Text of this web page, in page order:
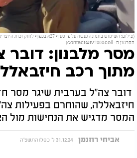
(צילום: השימוש בתמונה נעשה על פי סעיף
הסרטון מ-contact@tv2000.co.il
)
מסר מלבנון:
מתוך רכב
דובר צה"ל בערבית שיגר מסר
חיזבאללה, שהוחרם בפעילות
המסר מדגיש את הנחישות מול
אביחי רוזנמן 31.12.24 ל' כסלו התשפ"ה